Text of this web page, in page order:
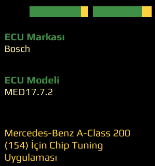
ECU Markası
Bosch
ECU Modeli
MED17.7.2
Mercedes-Benz A-Class 200
(154) İçin Chip Tuning
Uygulaması